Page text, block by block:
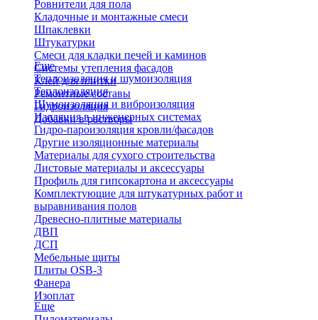
Ровнители для пола
Кладочные и монтажные смеси
Шпаклевки
Штукатурки
Смеси для кладки печей и каминов
Системы утепления фасадов
Клей для плитки
Ремонтные составы
Гидроизоляция
Добавки в растворы
Еще
Теплоизоляция и шумоизоляция
Теплоизоляция
Шумоизоляция и виброизоляция
Изоляция в инженерных системах
Гидро-пароизоляция кровли/фасадов
Другие изоляционные материалы
Материалы для сухого строительства
Листовые материалы и аксессуары
Профиль для гипсокартона и аксессуары
Комплектующие для штукатурных работ и
выравнивания полов
Древесно-плитные материалы
ДВП
ДСП
Мебельные щиты
Плиты OSB-3
Фанера
Изоплат
Еще